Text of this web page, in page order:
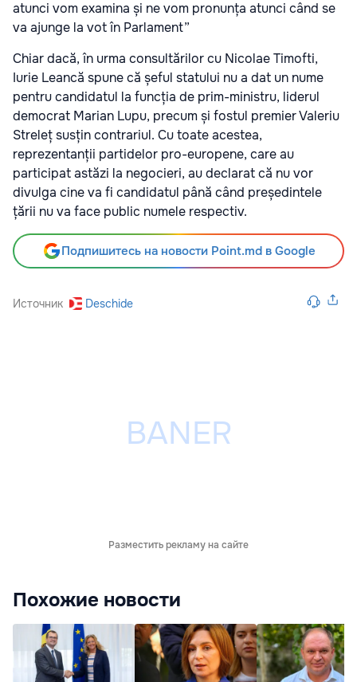
atunci vom examina și ne vom pronunța atunci când se
va ajunge la vot în Parlament”
Chiar dacă, în urma consultărilor cu Nicolae Timofti,
Iurie Leancă spune că șeful statului nu a dat un nume
pentru candidatul la funcția de prim-ministru, liderul
democrat Marian Lupu, precum și fostul premier Valeriu
Streleț susțin contrariul. Cu toate acestea,
reprezentanții partidelor pro-europene, care au
participat astăzi la negocieri, au declarat că nu vor
divulga cine va fi candidatul până când președintele
țării nu va face public numele respectiv.
Подпишитесь на новости Point.md в Google
Источник Deschide
Разместить рекламу на сайте
Похожие новости